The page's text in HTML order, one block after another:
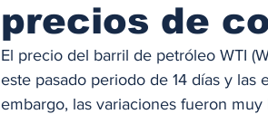
precios de
El precio del barril de petróleo WTI
este pasado periodo de 14 días y las
embargo, las variaciones fueron